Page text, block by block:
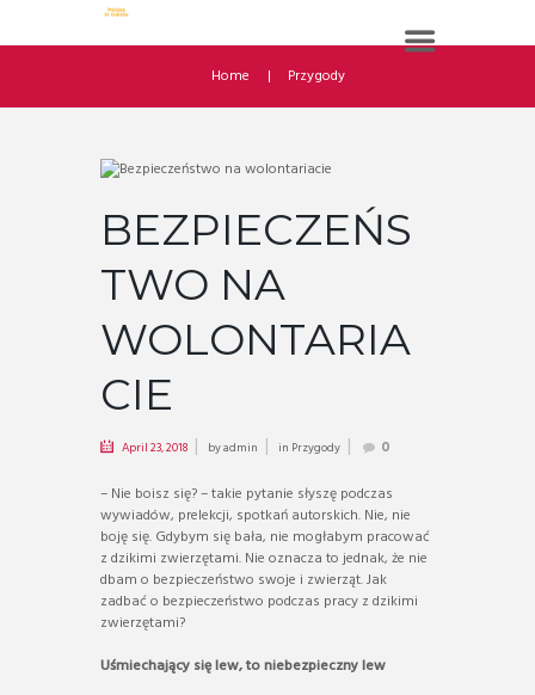
Home Przygody
BEZPIECZEŃS
TWO NA
WOLONTARIA
CIE
April 23, 2018 byadmin in Przygody 0
– Nie boisz się? – takie pytanie słyszę podczas
wywiadów, prelekcji, spotkań autorskich. Nie, nie
boję się. Gdybym się bała, nie mogłabym pracować
z dzikimi zwierzętami. Nie oznacza to jednak, że nie
dbam o bezpieczeństwo swoje i zwierząt. Jak
zadbać o bezpieczeństwo podczas pracy z dzikimi
zwierzętami?
Uśmiechający się lew, to niebezpieczny lew